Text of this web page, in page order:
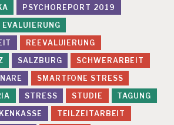
PSYCHOREPORT 2019
EVALUIERUNG
REEVALUIERUNG
SALZBURG
SCHWERARBEIT
SMARTFONE STRESS
STRESS STUDIE
TAGUNG
TEILZEITARBEIT